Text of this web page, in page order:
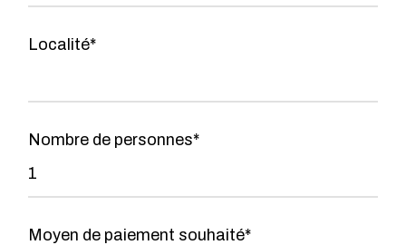
Localité*
Nombre de personnes*
Moyen de paiement souhaité*